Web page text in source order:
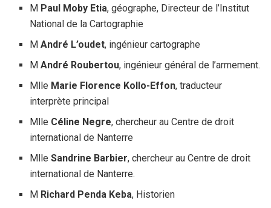
M Paul Moby Etia, géographe, Directeur de l’Institut
National de la Cartographie
MAndré L’oudet, ingénieur cartographe
MAndré Roubertou, ingénieur général de l’armement.
Mlle Marie Florence Kollo-Effon, traducteur
interprète principal
Mlle Céline Negre, chercheur au Centre de droit
international de Nanterre
MlleSandrine Barbier, chercheur au Centre de droit
international de Nanterre.
M Richard Penda Keba, Historien